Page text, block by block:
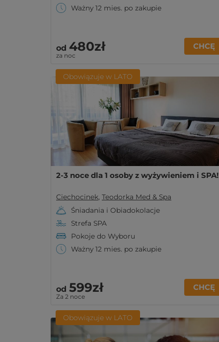
Ważny 12 mies. po zakupie
od 480zł
za noc
CHCĘ
Obowiązuje w LATO
2-3 noce dla 1 osoby z wyżywieniem i SPA!
Ciechocinek, Teodorka Med & Spa
Śniadania i Obiadokolacje
Strefa SPA
Pokoje do Wyboru
Ważny 12 mies. po zakupie
od 599zł
Za 2 noce
CHCĘ
Obowiązuje w LATO